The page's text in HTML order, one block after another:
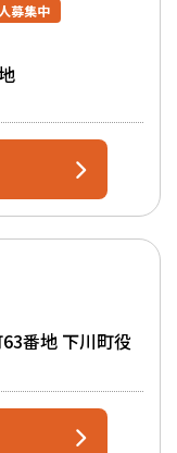
募集中
番地 下川町役